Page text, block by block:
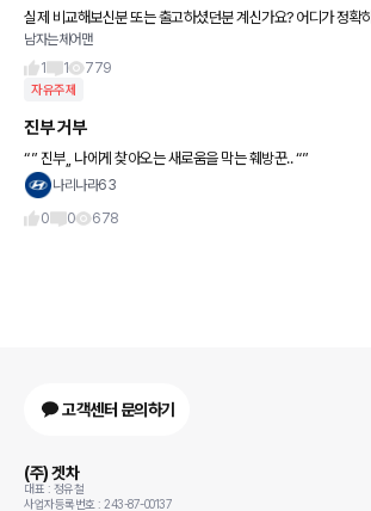
실제 비교해보신분 또는 출고하셨던분 계신가요? 어디가 정확
요?
남자는체어맨
1
1 779
자유주제
진부 거부
“” 진부,, 나에게 찾아오는 새로움을 막는 훼방꾼.. “”
나리나라63
0
0 678
고객센터 문의하기
(주) 겟차
대표 : 정유철
사업자등록번호 : 243-87-00137